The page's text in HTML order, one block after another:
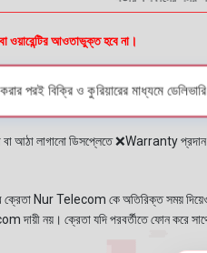
আওতাভুক্ত হবে না।
পরই বিক্রি ও কুরিয়ারের মাধ্যমে
বা আঠা লাগানো ডিসপ্লেতে ❌Warranty প্রদান
Nur Telecom কে অতিরিক্ত সময়
দায়ী নয়। ক্রেতা যদি পরবর্তীতে ফোন করে